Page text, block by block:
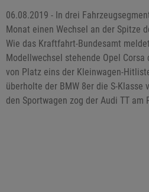
06.08.2019 - In drei
Monat einen Wechsel an der Spitze
Wie das Kraftfahrt-Bundesamt
Modellwechsel stehende Opel Corsa
von Platz eins der Kleinwagen-
überholte der BMW 8er die S-Klasse
den Sportwagen zog der Audi TT am